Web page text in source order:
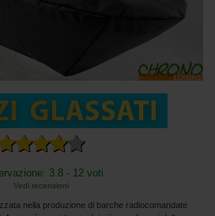
3.8 - 12 voti
Vedi recensioni
nella produzione di barche radiocomandate